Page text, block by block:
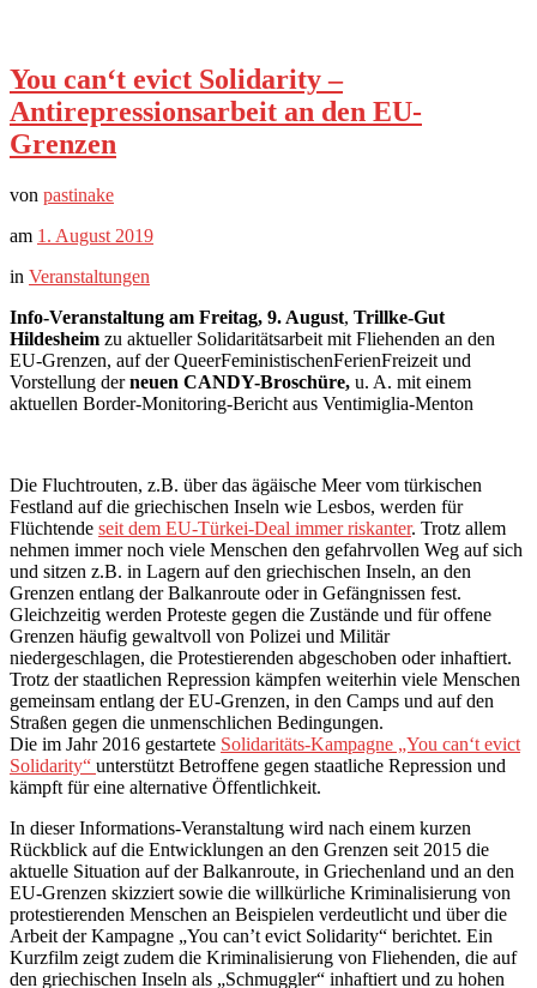
You can‘t evict Solidarity –
Antirepressionsarbeit an den EU-
Grenzen
von pastinake
am 1. August 2019
in Veranstaltungen
Info-Veranstaltung am Freitag, 9. August, Trillke-Gut
Hildesheim zu aktueller Solidaritätsarbeit mit Fliehenden an den
EU-Grenzen, auf der QueerFeministischenFerienFreizeit und
Vorstellung derneuen CANDY-Broschüre, u. A. mit einem
aktuellen Border-Monitoring-Bericht aus Ventimiglia-Menton
Die Fluchtrouten, z.B. über das ägäische Meer vom türkischen
Festland auf die griechischen Inseln wie Lesbos, werden für
Flüchtende seit dem EU-Türkei-Deal immer riskanter. Trotz allem
nehmen immer noch viele Menschen den gefahrvollen Weg auf sich
und sitzen z.B. in Lagern auf den griechischen Inseln, an den
Grenzen entlang der Balkanroute oder in Gefängnissen fest.
Gleichzeitig werden Proteste gegen die Zustände und für offene
Grenzen häufig gewaltvoll von Polizei und Militär
niedergeschlagen, die Protestierenden abgeschoben oder inhaftiert.
Trotz der staatlichen Repression kämpfen weiterhin viele Menschen
gemeinsam entlang der EU-Grenzen, in den Camps und auf den
Straßen gegen die unmenschlichen Bedingungen.
Die im Jahr 2016 gestartete Solidaritäts-Kampagne „You can‘t evict
Solidarity“ unterstützt Betroffene gegen staatliche Repression und
kämpft für eine alternative Öffentlichkeit.
In dieser Informations-Veranstaltung wird nach einem kurzen
Rückblick auf die Entwicklungen an den Grenzen seit 2015 die
aktuelle Situation auf der Balkanroute, in Griechenland und an den
EU-Grenzen skizziert sowie die willkürliche Kriminalisierung von
protestierenden Menschen an Beispielen verdeutlicht und über die
Arbeit der Kampagne „You can’t evict Solidarity“ berichtet. Ein
Kurzfilm zeigt zudem die Kriminalisierung von Fliehenden, die auf
den griechischen Inseln als „Schmuggler“ inhaftiert und zu hohen